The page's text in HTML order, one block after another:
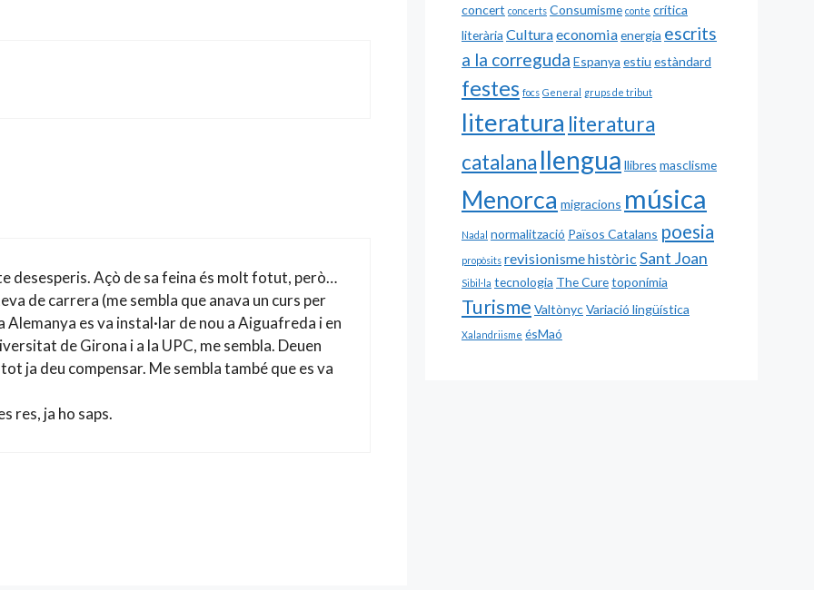
desesperis. Açò de sa feina és molt fotut, però…
de carrera (me sembla que anava un curs per
es va instal·lar de nou a Aiguafreda i en
de Girona i a la UPC, me sembla. Deuen
ja deu compensar. Me sembla també que es va
res, ja ho saps.
concert concerts Consumisme conte crítica
literària Culturaeconomiaenergia escrits
a la correguda Espanya estiu estàndard
festes focs General grups de tribut
literatura literatura
catalana llengua llibres masclisme
Menorca migracions música
Nadal normalització Països Catalans poesia
propòsits revisionisme històric Sant Joan
Sibil·la tecnologia The Curetoponímia
Turisme ValtònycVariació lingüística
Xalandriisme ésMaó